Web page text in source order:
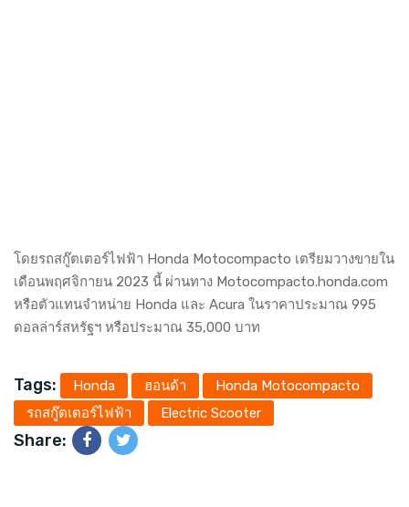
โดยรถสกู๊ตเตอร์ไฟฟ้า Honda Motocompacto เตรียมวางขายใน
เดือนพฤศจิกายน 2023 นี้ ผ่านทาง Motocompacto.honda.com
หรือตัวแทนจำหน่าย Honda และ Acura ในราคาประมาณ 995
ดอลล่าร์สหรัฐฯ หรือประมาณ 35,000 บาท
Tags: Honda ฮอนด้า
Honda Motocompacto
รถสกู๊ตเตอร์ไฟฟ้า
Electric Scooter
Share: